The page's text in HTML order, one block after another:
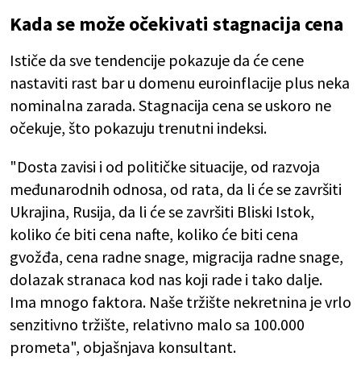
Kada se može očekivati stagnacija cena
Ističe da sve tendencije pokazuje da će cene
nastaviti rast bar u domenu euroinflacije plus neka
nominalna zarada. Stagnacija cena se uskoro ne
očekuje, što pokazuju trenutni indeksi.
"Dosta zavisi i od političke situacije, od razvoja
međunarodnih odnosa, od rata, da li će se završiti
Ukrajina, Rusija, da li će se završiti Bliski Istok,
koliko će biti cena nafte, koliko će biti cena
gvožđa, cena radne snage, migracija radne snage,
dolazak stranaca kod nas koji rade i tako dalje.
Ima mnogo faktora. Naše tržište nekretnina je vrlo
senzitivno tržište, relativno malo sa 100.000
prometa", objašnjava konsultant.